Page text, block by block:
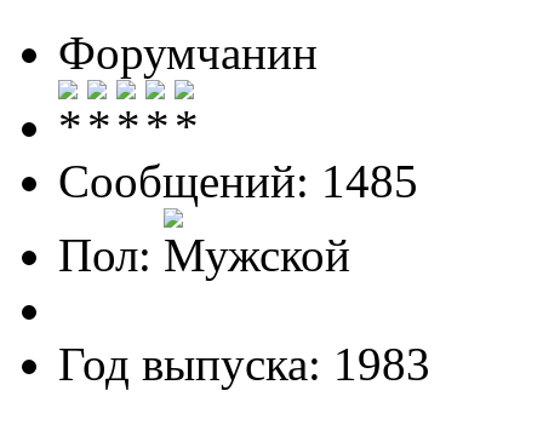
Форумчанин
Сообщений: 1485
Пол:
Год выпуска: 1983